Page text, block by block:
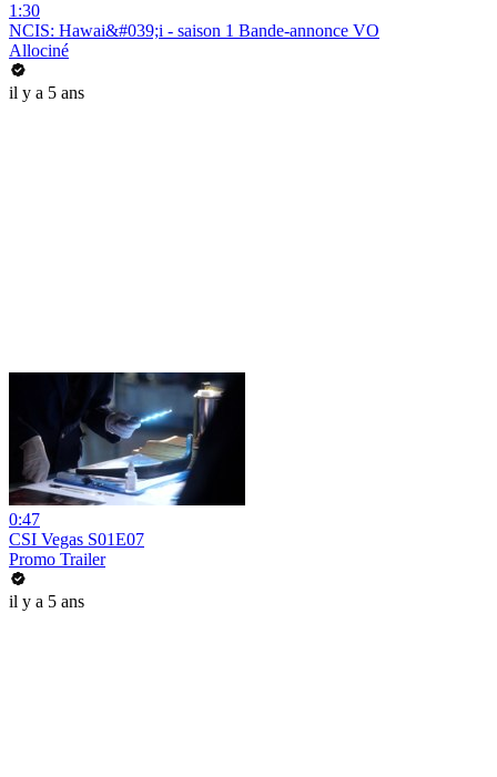
1:30
NCIS: Hawai&#039;i - saison 1 Bande-annonce VO
Allociné
il y a 5 ans
0:47
CSI Vegas S01E07
Promo Trailer
il y a 5 ans